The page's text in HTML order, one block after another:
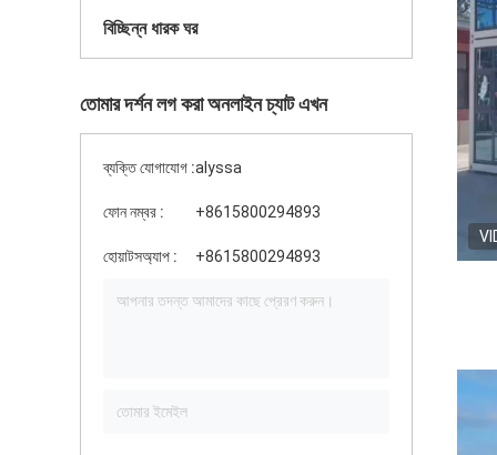
বিচ্ছিন্ন ধারক ঘর
তোমার দর্শন লগ করা অনলাইন চ্যাট এখন
ব্যক্তি যোগাযোগ :alyssa
ফোন নম্বর : +8615800294893
হোয়াটসঅ্যাপ : +8615800294893